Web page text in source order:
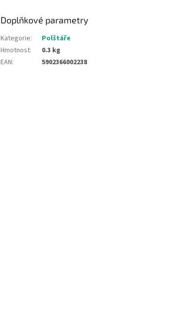
Doplňkové parametry
Kategorie:
Polštáře
Hmotnost:
0.3 kg
EAN: 5902366002238